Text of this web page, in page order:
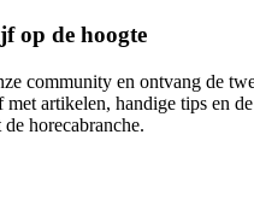
op de hoogte
community en ontvang de
artikelen, handige tips en
horecabranche.